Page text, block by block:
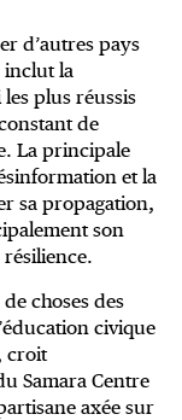
d’autres pays
inclut la
plus réussis
de
La principale
et la
sa propagation,
son
choses des
civique
croit
Samara Centre
axée sur